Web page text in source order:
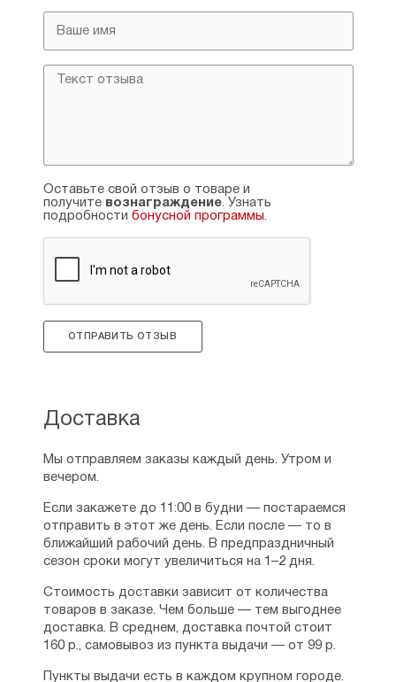
Оставьте свой отзыв о товаре и
получите вознаграждение. Узнать
подробности бонусной программы.
ОТПРАВИТЬ ОТЗЫВ
Доставка
Мы отправляем заказы каждый день. Утром и
вечером.
Если закажете до 11:00 в будни — постараемся
отправить в этот же день. Если после — то в
ближайший рабочий день. В предпраздничный
сезон сроки могут увеличиться на 1–2 дня.
Стоимость доставки зависит от количества
товаров в заказе. Чем больше — тем выгоднее
доставка. В среднем, доставка почтой стоит
160 р., самовывоз из пункта выдачи — от 99 р.
Пункты выдачи есть в каждом крупном городе.